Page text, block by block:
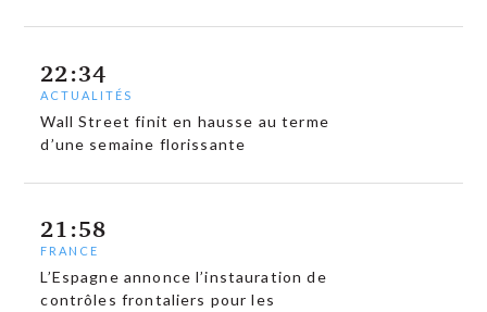
22:34
ACTUALITÉS
Wall Street finit en hausse au terme
d’une semaine florissante
21:58
FRANCE
L’Espagne annonce l’instauration de
contrôles frontaliers pour les